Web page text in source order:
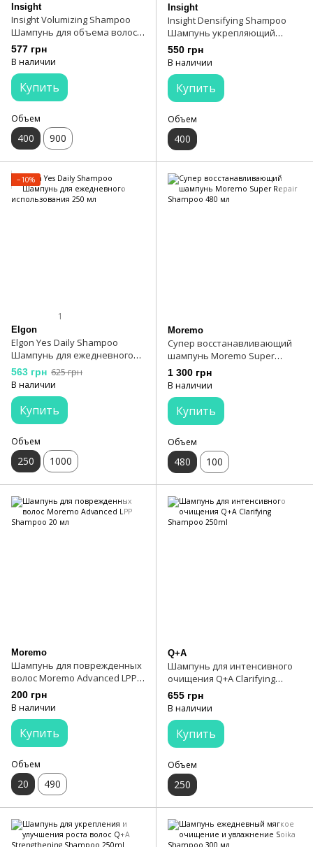
Insight
Insight Volumizing Shampoo
Шампунь для объема волос
400 мл
577 грн
В наличии
Купить
Объем
400 900
Insight
Insight Densifying Shampoo
Шампунь укрепляющий
против выпадения волос 400
мл
550 грн
В наличии
Купить
Объем
400
−10%
1
Elgon
Elgon Yes Daily Shampoo
Шампунь для ежедневного
использования 250 мл
563 грн 625 грн
В наличии
Купить
Объем
250 1000
Moremo
Супер восстанавливающий
шампунь Moremo Super
Repair Shampoo 480 мл
1 300 грн
В наличии
Купить
Объем
480 100
Moremo
Шампунь для поврежденных
волос Moremo Advanced LPP
Shampoo 20 мл
200 грн
В наличии
Купить
Объем
20 490
Q+A
Шампунь для интенсивного
очищения Q+A Clarifying
Shampoo 250ml
655 грн
В наличии
Купить
Объем
250